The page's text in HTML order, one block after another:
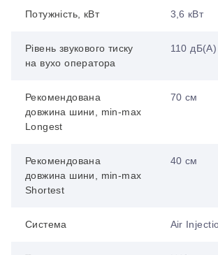
Потужність, кВт 3,6 кВт
Рівень звукового тиску
на вухо оператора
110 дБ(А)
Рекомендована
довжина шини, min-max
Longest
70 см
Рекомендована
довжина шини, min-max
Shortest
40 см
Система Air